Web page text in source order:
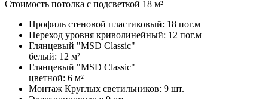
Стоимость потолка с подсветкой 18 м²
Профиль стеновой пластиковый: 18 пог.м
Переход уровня криволинейный: 12 пог.м
Глянцевый "MSD Classic"
белый: 12 м²
Глянцевый "MSD Classic"
цветной: 6 м²
Монтаж Круглых светильников: 9 шт.